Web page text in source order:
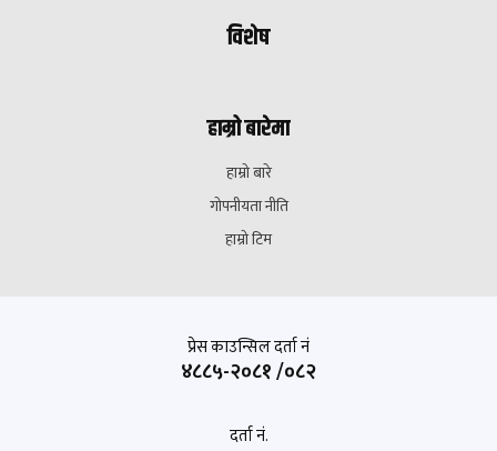
विशेष
हाम्रो बारेमा
हाम्रो बारे
गोपनीयता नीति
हाम्रो टिम
प्रेस काउन्सिल दर्ता नं
४८८५-२०८१ /०८२
दर्ता नं.